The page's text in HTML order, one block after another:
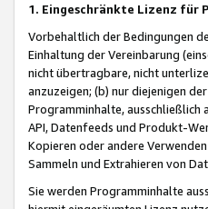
1. Eingeschränkte Lizenz für
Vorbehaltlich der Bedingungen
Einhaltung der Vereinbarung
nicht übertragbare, nicht
anzuzeigen; (b) nur diejenigen
Programminhalte, ausschließlich
API, Datenfeeds und Produkt-
Kopieren oder andere
Sammeln und Extrahieren von
Sie werden Programminhalte